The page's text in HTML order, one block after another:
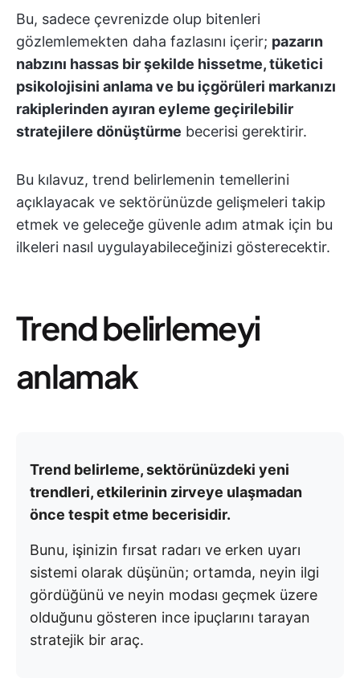
Bu, sadece çevrenizde olup bitenleri
gözlemlemekten daha fazlasını içerir; pazarın
nabzını hassas bir şekilde hissetme, tüketici
psikolojisini anlama ve bu içgörüleri markanızı
rakiplerinden ayıran eyleme geçirilebilir
stratejilere dönüştürme becerisi gerektirir.
Bu kılavuz, trend belirlemenin temellerini
açıklayacak ve sektörünüzde gelişmeleri takip
etmek ve geleceğe güvenle adım atmak için bu
ilkeleri nasıl uygulayabileceğinizi gösterecektir.
Trend belirlemeyi
anlamak
Trend belirleme, sektörünüzdeki yeni
trendleri, etkilerinin zirveye ulaşmadan
önce tespit etme becerisidir.
Bunu, işinizin fırsat radarı ve erken uyarı
sistemi olarak düşünün; ortamda, neyin ilgi
gördüğünü ve neyin modası geçmek üzere
olduğunu gösteren ince ipuçlarını tarayan
stratejik bir araç.